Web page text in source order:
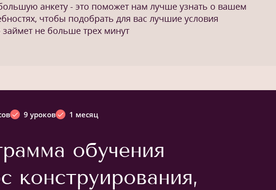
анкету - это поможет нам лучше узнать о вашем
чтобы подобрать для вас лучшие условия
займет не больше трех минут
9 уроков 1 месяц
обучения
конструирования,